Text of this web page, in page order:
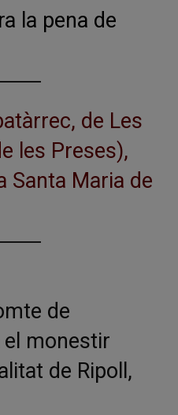
la pena de
de Les
les Preses),
Santa Maria de
de
el monestir
de Ripoll,